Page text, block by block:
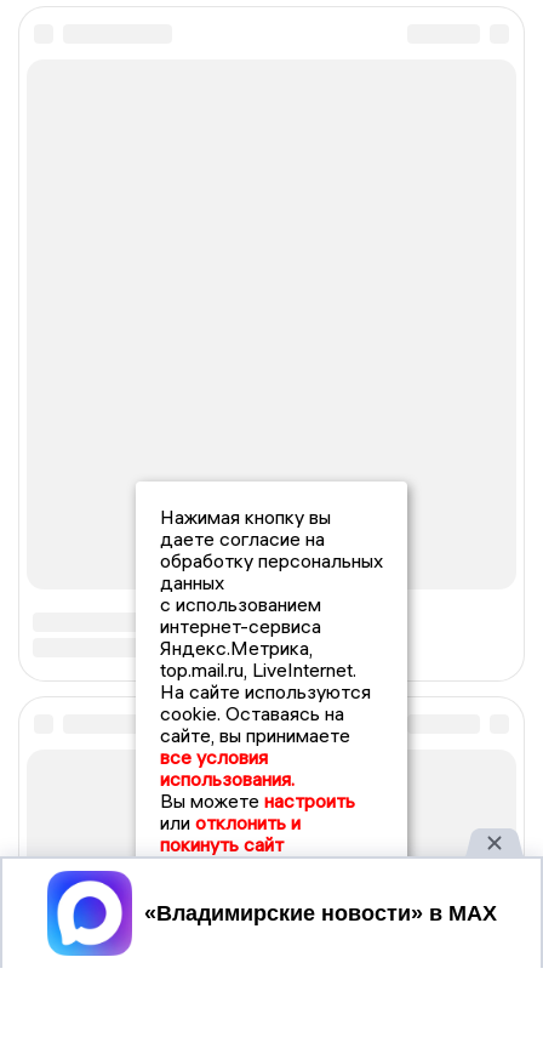
Нажимая кнопку вы
даете согласие на
обработку персональных
данных
с использованием
интернет-сервиса
Яндекс.Метрика,
top.mail.ru, LiveInternet.
На сайте используются
cookie. Оставаясь на
сайте, вы принимаете
все условия
использования.
Вы можете настроить
или отклонить и
покинуть сайт
Принять